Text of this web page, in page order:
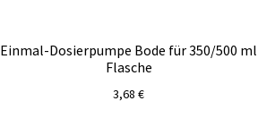
Einmal-Dosierpumpe Bode für 350/500 ml
Flasche
3,68€